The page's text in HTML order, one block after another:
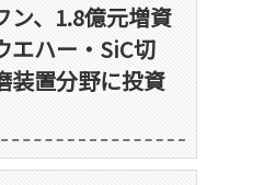
ン、1.8億元増資
エハー・SiC切
装置分野に投資